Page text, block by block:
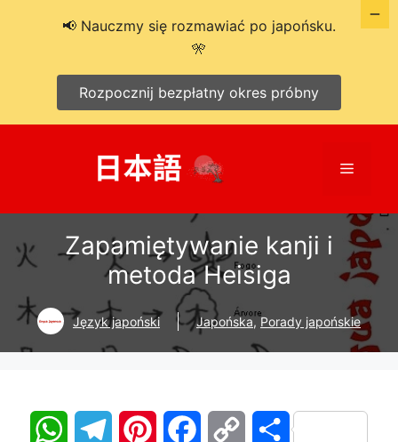
Menu
Zapamiętywanie kanji i
metoda Heisiga
Język japoński Japońska,Porady japońskie
W S
📢 Nauczmy się rozmawiać po japońsku.
🎌
Rozpocznij bezpłatny okres próbny